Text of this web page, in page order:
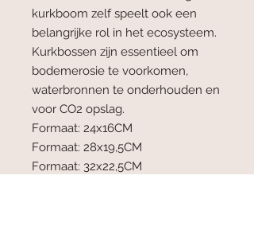
kurkboom zelf speelt ook een
belangrijke rol in het ecosysteem.
Kurkbossen zijn essentieel om
bodemerosie te voorkomen,
waterbronnen te onderhouden en
voor CO2 opslag.
Formaat: 24x16CM
Formaat: 28x19,5CM
Formaat: 32x22,5CM